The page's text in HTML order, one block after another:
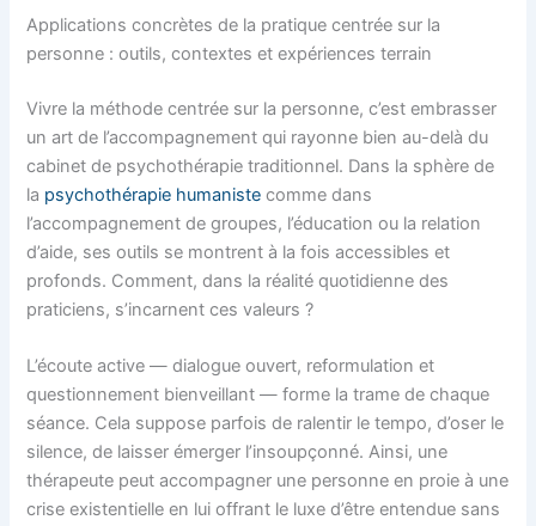
Applications concrètes de la pratique centrée sur la
personne : outils, contextes et expériences terrain
Vivre la méthode centrée sur la personne, c’est embrasser
un art de l’accompagnement qui rayonne bien au-delà du
cabinet de psychothérapie traditionnel. Dans la sphère de
la psychothérapie humaniste comme dans
l’accompagnement de groupes, l’éducation ou la relation
d’aide, ses outils se montrent à la fois accessibles et
profonds. Comment, dans la réalité quotidienne des
praticiens, s’incarnent ces valeurs ?
L’écoute active — dialogue ouvert, reformulation et
questionnement bienveillant — forme la trame de chaque
séance. Cela suppose parfois de ralentir le tempo, d’oser le
silence, de laisser émerger l’insoupçonné. Ainsi, une
thérapeute peut accompagner une personne en proie à une
crise existentielle en lui offrant le luxe d’être entendue sans